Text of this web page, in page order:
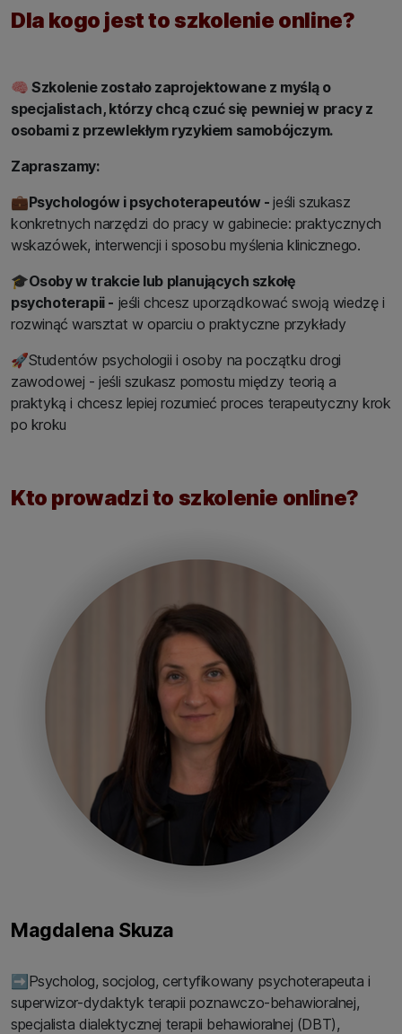
Dla kogo jest to szkolenie online?
🧠 Szkolenie zostało zaprojektowane z myślą o
specjalistach, którzy chcą czuć się pewniej w pracy z
osobami z przewlekłym ryzykiem samobójczym.
Zapraszamy:
💼Psychologów i psychoterapeutów -jeśli szukasz
konkretnych narzędzi do pracy w gabinecie: praktycznych
wskazówek, interwencji i sposobu myślenia klinicznego.
🎓Osoby w trakcie lub planujących szkołę
psychoterapii - jeśli chcesz uporządkować swoją wiedzę i
rozwinąć warsztat w oparciu o praktyczne przykłady
🚀Studentów psychologii i osoby na początku drogi
zawodowej - jeśli szukasz pomostu między teorią a
praktyką i chcesz lepiej rozumieć proces terapeutyczny krok
po kroku
Kto prowadzi to szkolenie online?
Magdalena Skuza
➡️Psycholog, socjolog, certyfikowany psychoterapeuta i
superwizor-dydaktyk terapii poznawczo-behawioralnej,
specjalista dialektycznej terapii behawioralnej (DBT),